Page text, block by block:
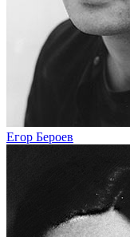
Егор Бероев